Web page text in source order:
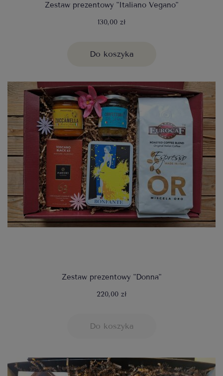
Zestaw prezentowy "Italiano Vegano"
130,00 zł
Do koszyka
Zestaw prezentowy "Donna"
220,00 zł
Do koszyka